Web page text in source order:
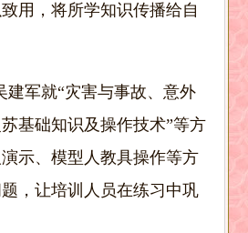
用，将所学知识传播给自
军就“灾害与事故、意外
基础知识及操作技术”等方
示、模型人教具操作等方
，让培训人员在练习中巩